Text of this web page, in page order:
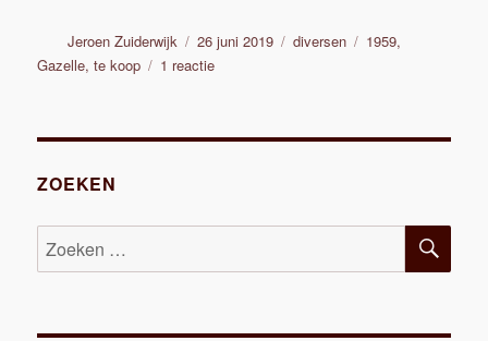
Auteur
Jeroen Zuiderwijk
Geplaatst
op
26 juni 2019 Categorieën
diversen Tags
1959,
Gazelle,te koop 1 reactieop
ZOEKEN
Zoeken
naar: